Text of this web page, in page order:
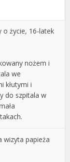
o życie, 16-latek
nożem i
we
kłutymi i
do szpitala w
wizyta papieża